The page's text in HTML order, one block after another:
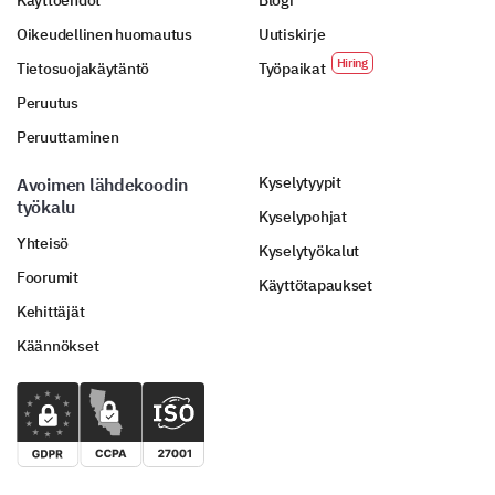
Oikeudellinen huomautus
Tietosuojakäytäntö
Peruutus
Peruuttaminen
Uutiskirje
Työpaikat
Avoimen lähdekoodin
työkalu
Yhteisö
Foorumit
Kehittäjät
Käännökset
Kyselytyypit
Kyselypohjat
Kyselytyökalut
Käyttötapaukset